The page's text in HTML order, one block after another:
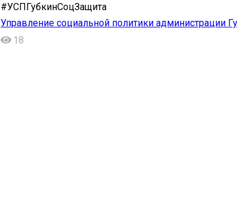
#УСПГубкинСоцЗащита
Управление социальной политики администрации
18